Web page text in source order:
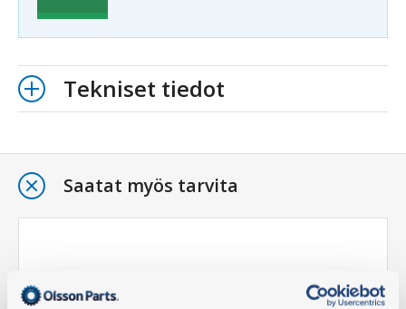
Tekniset tiedot
Saatat myös tarvita